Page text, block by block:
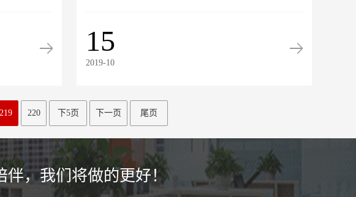
者说同样的新闻，因为......
15
2019-10
219 220 下5页 下一页 尾页
伴，我们将做的更好！